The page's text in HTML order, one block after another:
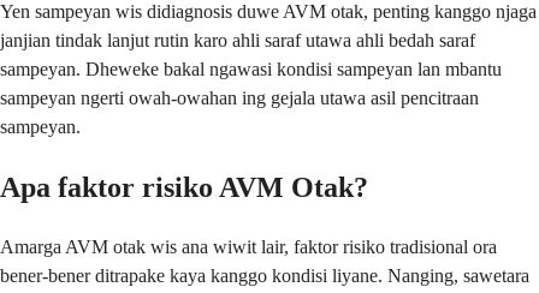
Yen sampeyan wis didiagnosis duwe AVM otak, penting kanggo njaga
janjian tindak lanjut rutin karo ahli saraf utawa ahli bedah saraf
sampeyan. Dheweke bakal ngawasi kondisi sampeyan lan mbantu
sampeyan ngerti owah-owahan ing gejala utawa asil pencitraan
sampeyan.
Apa faktor risiko AVM Otak?
Amarga AVM otak wis ana wiwit lair, faktor risiko tradisional ora
bener-bener ditrapake kaya kanggo kondisi liyane. Nanging, sawetara